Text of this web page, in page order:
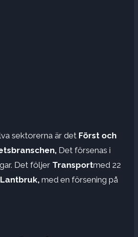
sektorerna är det Först och
Det försenas i
Det följer Transportmed 22
Lantbruk, med en försening på